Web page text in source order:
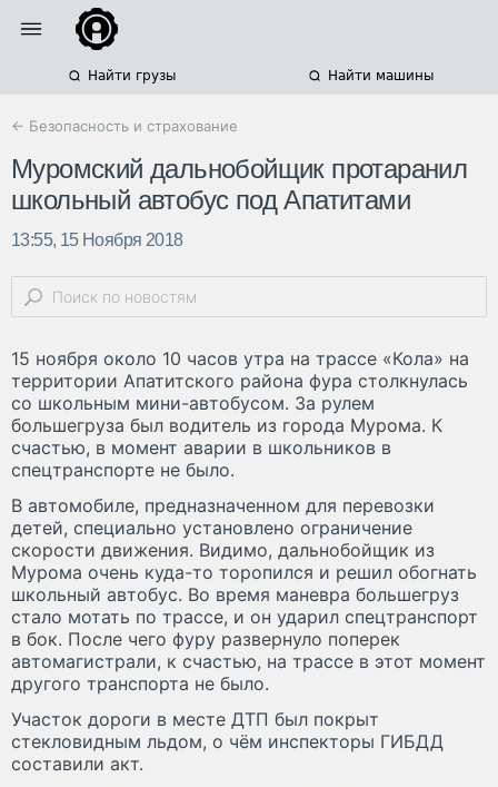
Найти грузы Найти машины
← Безопасность и страхование
Муромский дальнобойщик протаранил
школьный автобус под Апатитами
13:55, 15 Ноября 2018
15 ноября около 10 часов утра на трассе «Кола» на
территории Апатитского района фура столкнулась
со школьным мини-автобусом. За рулем
большегруза был водитель из города Мурома. К
счастью, в момент аварии в школьников в
спецтранспорте не было.
В автомобиле, предназначенном для перевозки
детей, специально установлено ограничение
скорости движения. Видимо, дальнобойщик из
Мурома очень куда-то торопился и решил обогнать
школьный автобус. Во время маневра большегруз
стало мотать по трассе, и он ударил спецтранспорт
в бок. После чего фуру развернуло поперек
автомагистрали, к счастью, на трассе в этот момент
другого транспорта не было.
Участок дороги в месте ДТП был покрыт
стекловидным льдом, о чём инспекторы ГИБДД
составили акт.